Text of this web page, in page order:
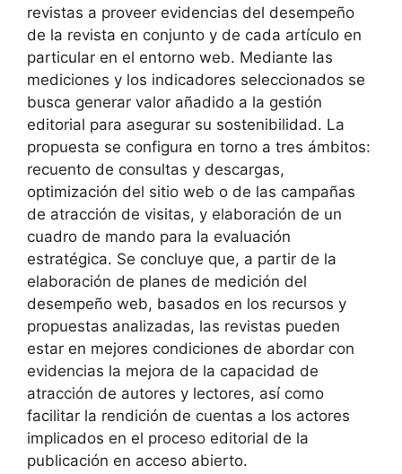
revistas a proveer evidencias del desempeño
de la revista en conjunto y de cada artículo en
particular en el entorno web. Mediante las
mediciones y los indicadores seleccionados se
busca generar valor añadido a la gestión
editorial para asegurar su sostenibilidad. La
propuesta se configura en torno a tres ámbitos:
recuento de consultas y descargas,
optimización del sitio web o de las campañas
de atracción de visitas, y elaboración de un
cuadro de mando para la evaluación
estratégica. Se concluye que, a partir de la
elaboración de planes de medición del
desempeño web, basados en los recursos y
propuestas analizadas, las revistas pueden
estar en mejores condiciones de abordar con
evidencias la mejora de la capacidad de
atracción de autores y lectores, así como
facilitar la rendición de cuentas a los actores
implicados en el proceso editorial de la
publicación en acceso abierto.